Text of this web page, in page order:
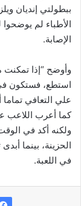
ببطولتي إنديان
الأطباء لم يوضحوا
الإصابة.
وأوضح “إذا تمكنت
استطع، فستكون
علي التعافي تماما
كما أعرب اللاعب
ولكنه أكد في
الحزينة، بينما
في اللعبة.